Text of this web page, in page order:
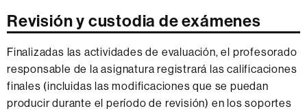
Revisión y custodia de exámenes
Finalizadas las actividades de evaluación, el profesorado
responsable de la asignatura registrará las calificaciones
finales (incluidas las modificaciones que se puedan
producir durante el período de revisión) en los soportes